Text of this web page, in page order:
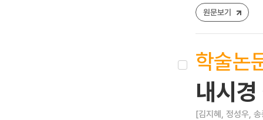
원문보기
학술논
내시
[김지혜, 정성우,